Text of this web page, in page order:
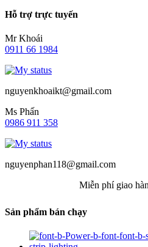
Hỗ trợ trực tuyến
Mr Khoái
0911 66 1984
nguyenkhoaikt@gmail.com
Ms Phấn
0986 911 358
nguyenphan118@gmail.com
Miễn phí giao hàng
Sản phẩm bán chạy